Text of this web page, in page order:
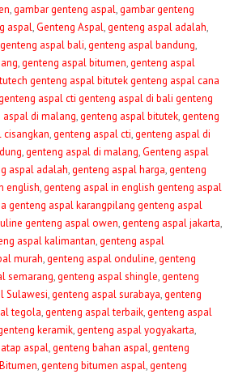
,gambar genteng aspal,gambar genteng
aspal,Genteng Aspal,genteng aspal adalah,
genteng aspal bali,genteng aspal bandung,
,genteng aspal bitumen,genteng aspal
genteng aspal bitutek genteng aspal cana
aspal cti genteng aspal di bali genteng
aspal di malang,genteng aspal bitutek,genteng
cisangkan,genteng aspal cti,genteng aspal di
,genteng aspal di malang,Genteng aspal
aspal adalah,genteng aspal harga,genteng
english,genteng aspal in english genteng aspal
genteng aspal karangpilang genteng aspal
genteng aspal owen,genteng aspal jakarta,
aspal kalimantan,genteng aspal
murah,genteng aspal onduline,genteng
semarang,genteng aspal shingle,genteng
Sulawesi,genteng aspal surabaya,genteng
tegola,genteng aspal terbaik,genteng aspal
keramik,genteng aspal yogyakarta,
aspal,genteng bahan aspal,genteng
,genteng bitumen aspal,genteng